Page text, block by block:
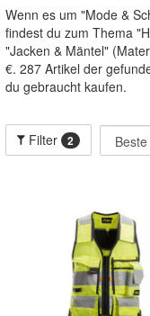
Wenn es um "Mode &
findest du zum Thema
"Jacken & Mäntel"
€. 287 Artikel der
du gebraucht kaufen.
Filter 2